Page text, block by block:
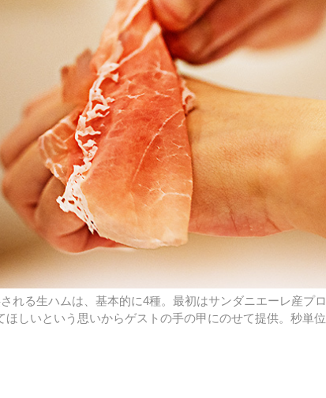
れる生ハムは、基本的に4種。最初はサンダニエーレ産プロ
ほしいという思いからゲストの手の甲にのせて提供。秒単